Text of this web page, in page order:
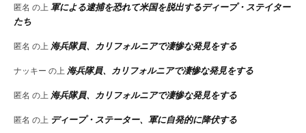
匿名 の上軍による逮捕を恐れて米国を脱出するディープ・ステイター
たち
匿名 の上 海兵隊員、カリフォルニアで凄惨な発見をする
ナッキー の上 海兵隊員、カリフォルニアで凄惨な発見をする
匿名 の上 海兵隊員、カリフォルニアで凄惨な発見をする
匿名 の上 ディープ・ステーター、軍に自発的に降伏する